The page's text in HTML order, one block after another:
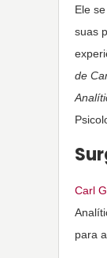
Ele
suas
de
Carl
para